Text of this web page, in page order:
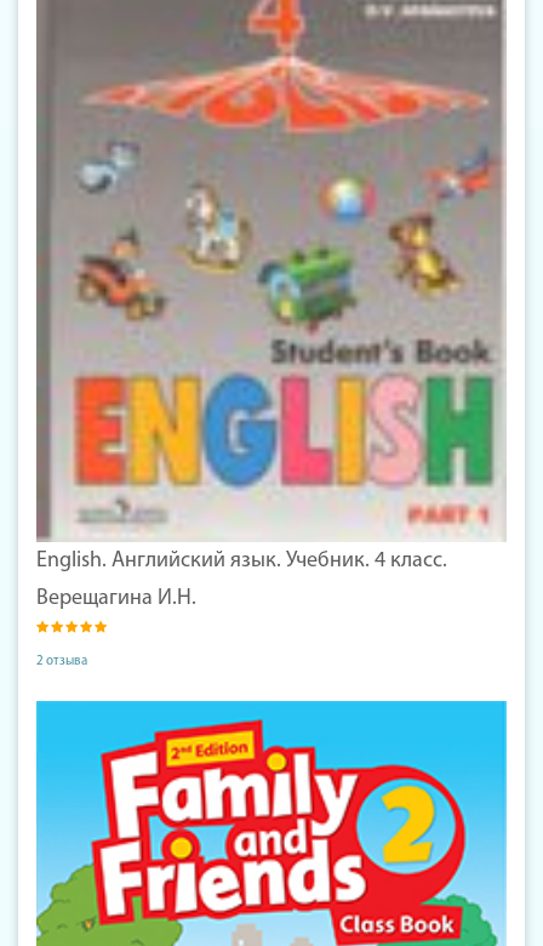
English. Английский язык. Учебник. 4 класс.
Верещагина И.Н.
2 отзыва